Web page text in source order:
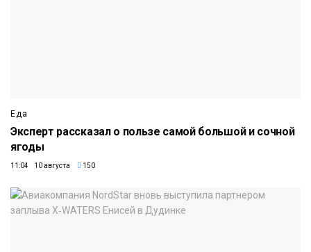
Еда
Эксперт рассказал о пользе самой большой и сочной
ягоды
11:04 10 августа 150